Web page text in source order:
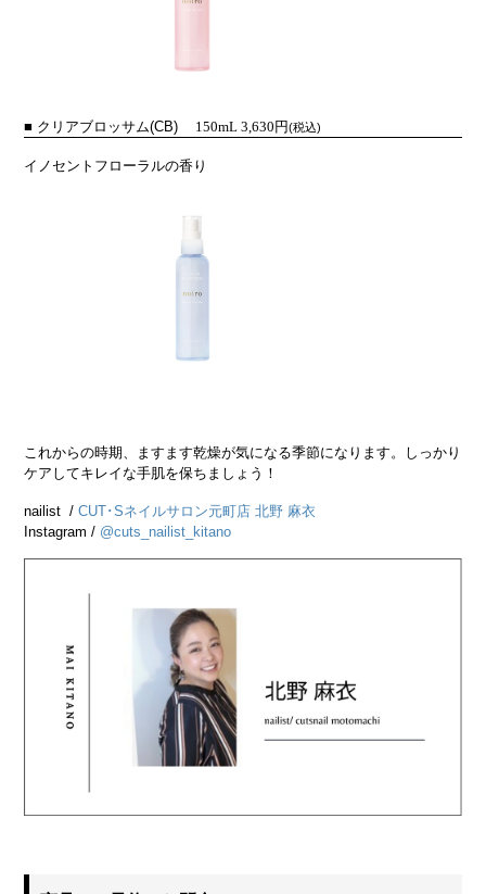
■ クリアブロッサム(CB) 150mL 3,630円(税込)
イノセントフローラルの香り
これからの時期、ますます乾燥が気になる季節になります。
しっかり
ケアしてキレイな手肌を保ちましょう！
nailist / CUT･Sネイルサロン元町店 北野 麻衣
Instagram / @cuts_nailist_kitano